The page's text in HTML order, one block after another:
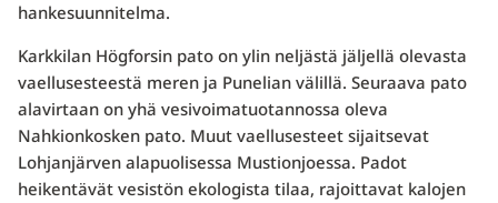
hankesuunnitelma.
Karkkilan Högforsin pato on ylin neljästä jäljellä olevasta
vaellusesteestä meren ja Punelian välillä. Seuraava pato
alavirtaan on yhä vesivoimatuotannossa oleva
Nahkionkosken pato. Muut vaellusesteet sijaitsevat
Lohjanjärven alapuolisessa Mustionjoessa. Padot
heikentävät vesistön ekologista tilaa, rajoittavat kalojen